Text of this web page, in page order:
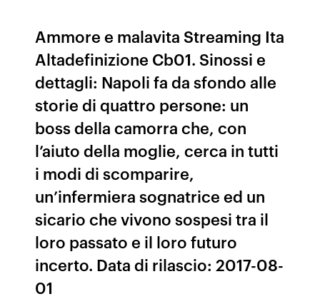
Ammore e malavita Streaming Ita
Altadefinizione Cb01. Sinossi e
dettagli: Napoli fa da sfondo alle
storie di quattro persone: un
boss della camorra che, con
l’aiuto della moglie, cerca in tutti
i modi di scomparire,
un’infermiera sognatrice ed un
sicario che vivono sospesi tra il
loro passato e il loro futuro
incerto. Data di rilascio: 2017-08-
01